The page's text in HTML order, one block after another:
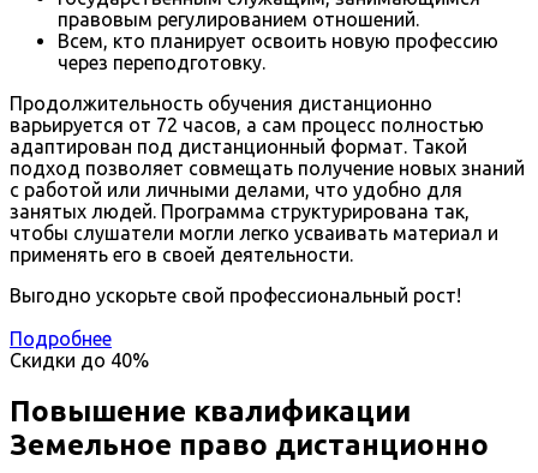
правовым регулированием отношений.
Всем, кто планирует освоить новую профессию
через переподготовку.
Продолжительность обучения дистанционно
варьируется от 72 часов, а сам процесс полностью
адаптирован под дистанционный формат. Такой
подход позволяет совмещать получение новых знаний
с работой или личными делами, что удобно для
занятых людей. Программа структурирована так,
чтобы слушатели могли легко усваивать материал и
применять его в своей деятельности.
Выгодно ускорьте свой профессиональный рост!
Подробнее
Скидки до 40%
Повышение квалификации
Земельное право дистанционно